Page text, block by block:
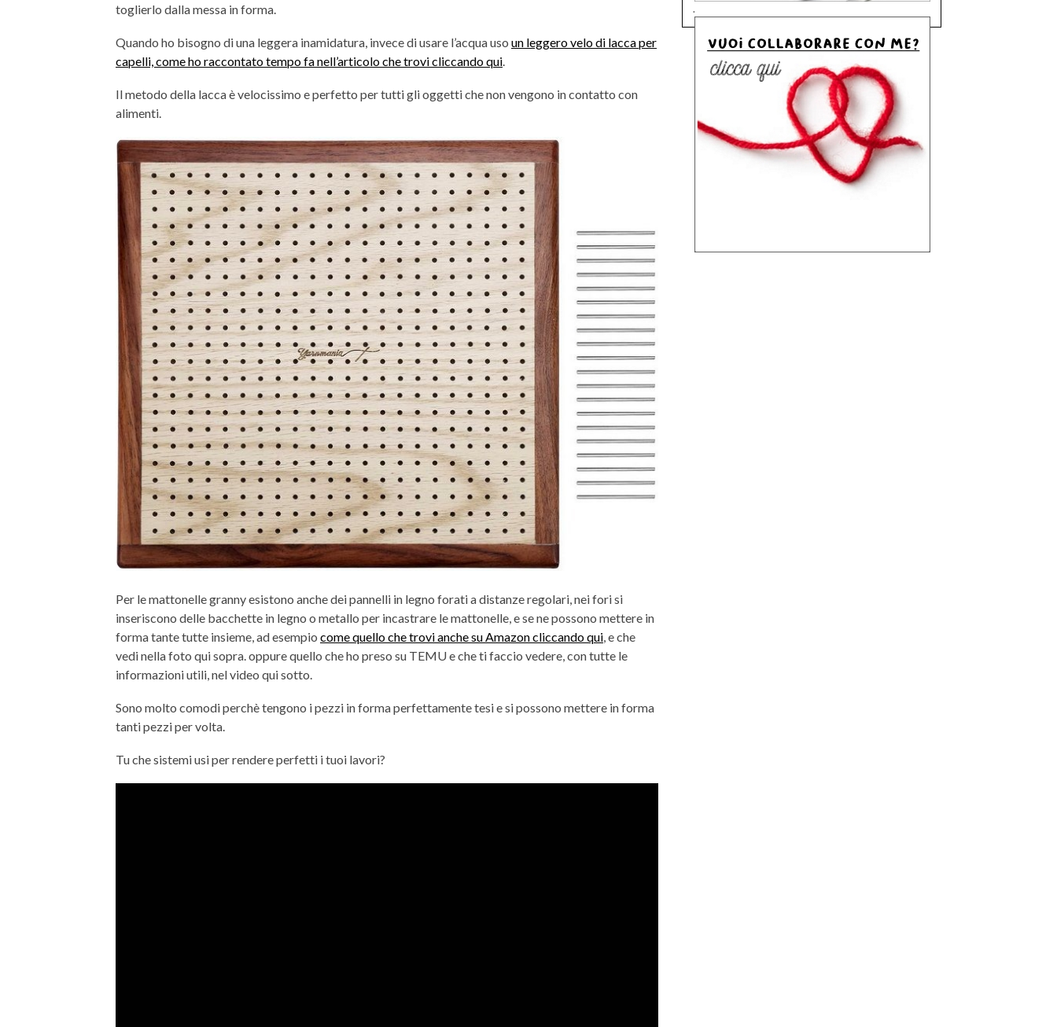
toglierlo dalla messa in forma.
Quando ho bisogno di una leggera inamidatura, invece di usare l’acqua uso un leggero velo di lacca per
capelli, come ho raccontato tempo fa nell’articolo che trovi cliccando qui
Il metodo della lacca è velocissimo e perfetto per tutti gli oggetti che non vengono in contatto con
alimenti.
Per le mattonelle granny esistono anche dei pannelli in legno forati a distanze regolari, nei fori si
inseriscono delle bacchette in legno o metallo per incastrare le mattonelle, e se ne possono mettere in
forma tante tutte insieme, ad esempio come quello che trovi anche su Amazon cliccando qui , e che
vedi nella foto qui sopra. oppure quello che ho preso su TEMU e che ti faccio vedere, con tutte le
informazioni utili, nel video qui sotto.
Sono molto comodi perchè tengono i pezzi in forma perfettamente tesi e si possono mettere in forma
tanti pezzi per volta.
Tu che sistemi usi per rendere perfetti i tuoi lavori?
.